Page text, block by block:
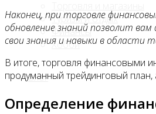
Туризм и отдых
Финансы
Хобби
Блог
Наконец, при торговле
обновление знаний позволит
свои знания и навыки в области
В итоге, торговля финансовыми
продуманный трейдинговый
Определение